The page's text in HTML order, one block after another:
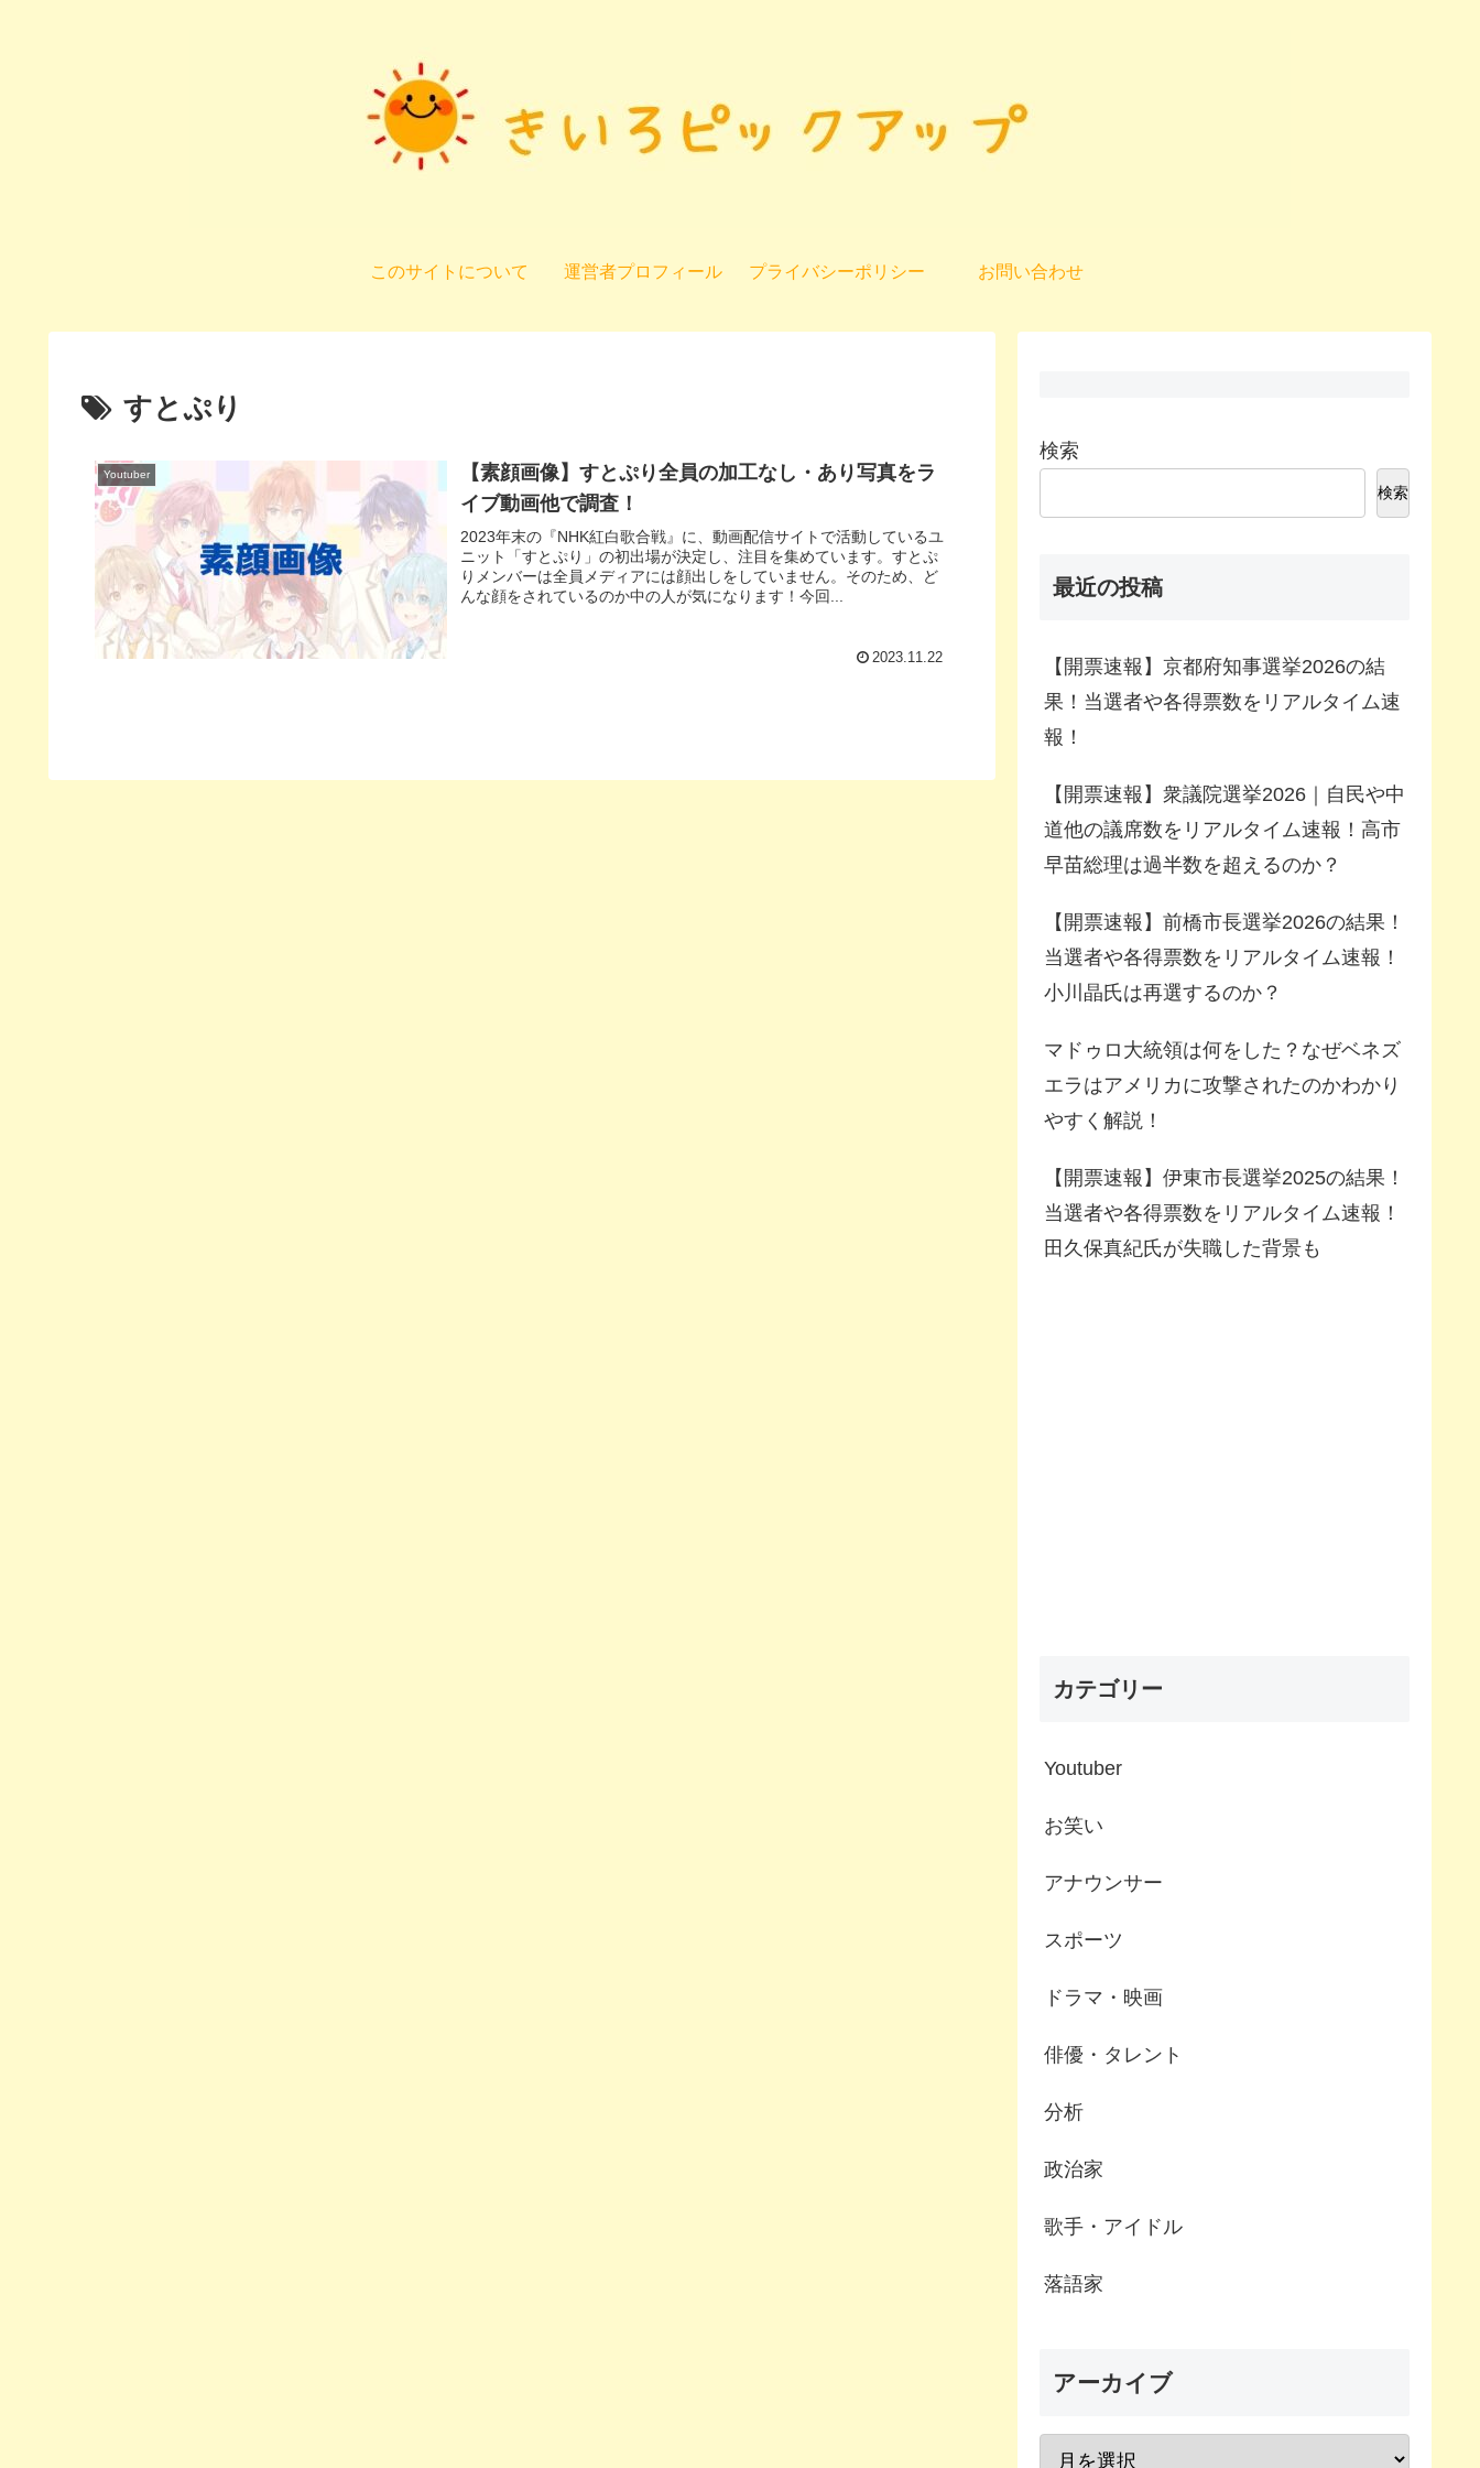
このサイトについて 運営者プロフィール プライバシーポリシー お問い合わせ
すとぷり
Youtuber
【素顔画像】すとぷり全員の加工なし・あり写真をラ
イブ動画他で調査！
2023年末の『NHK紅白歌合戦』に、動画配信サイトで活動しているユ
ニット「すとぷり」の初出場が決定し、注目を集めています。すとぷ
りメンバーは全員メディアには顔出しをしていません。そのため、ど
んな顔をされているのか中の人が気になります！今回...
2023.11.22
検索
検索
最近の投稿
【開票速報】京都府知事選挙2026の結
果！当選者や各得票数をリアルタイム速
報！
【開票速報】衆議院選挙2026｜自民や中
道他の議席数をリアルタイム速報！高市
早苗総理は過半数を超えるのか？
【開票速報】前橋市長選挙2026の結果！
当選者や各得票数をリアルタイム速報！
小川晶氏は再選するのか？
マドゥロ大統領は何をした？なぜベネズ
エラはアメリカに攻撃されたのかわかり
やすく解説！
【開票速報】伊東市長選挙2025の結果！
当選者や各得票数をリアルタイム速報！
田久保真紀氏が失職した背景も
カテゴリー
Youtuber
お笑い
アナウンサー
スポーツ
ドラマ・映画
俳優・タレント
分析
政治家
歌手・アイドル
落語家
アーカイブ